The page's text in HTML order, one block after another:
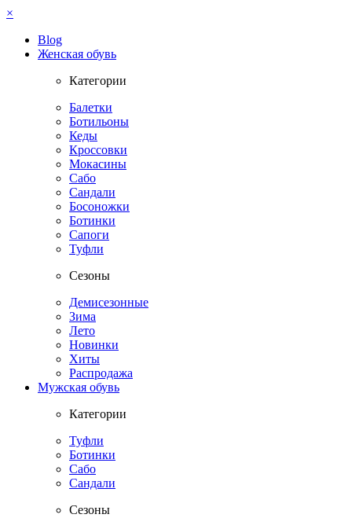
×
Blog
Женская обувь
Категории
Балетки
Ботильоны
Кеды
Кроссовки
Мокасины
Сабо
Сандали
Босоножки
Ботинки
Сапоги
Туфли
Сезоны
Демисезонные
Зима
Лето
Новинки
Хиты
Распродажа
Мужская обувь
Категории
Туфли
Ботинки
Сабо
Сандали
Сезоны